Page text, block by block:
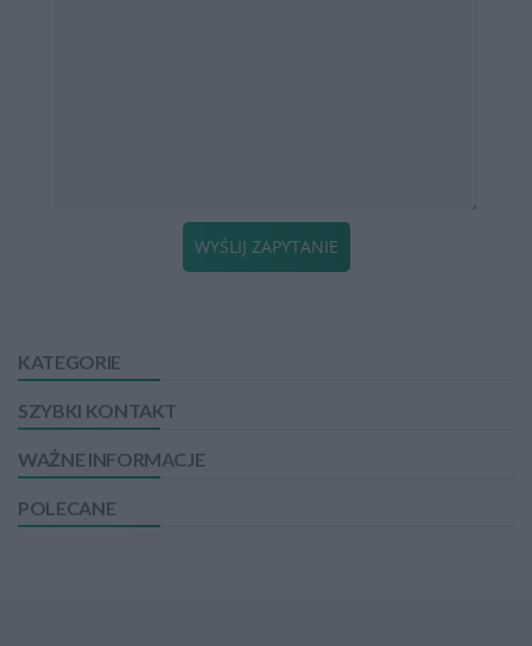
KATEGORIE
SZYBKI KONTAKT
WAŻNE INFORMACJE
POLECANE
WYŚLIJ ZAPYTANIE